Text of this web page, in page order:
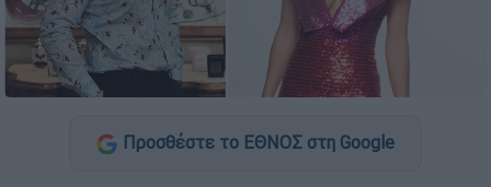
Προσθέστε το ΕΘΝΟΣ στη Google